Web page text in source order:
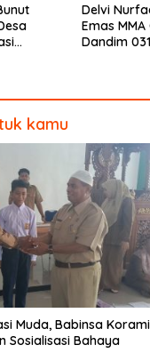
Delvi
Emas
Dandim
kamu
Muda, Babinsa
Sosialisasi Bahaya